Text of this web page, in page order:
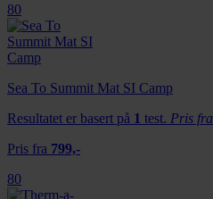
80
Sea To Summit Mat SI Camp
Resultatet er basert på 1 test. Pris fra
Pris fra 799,-
80